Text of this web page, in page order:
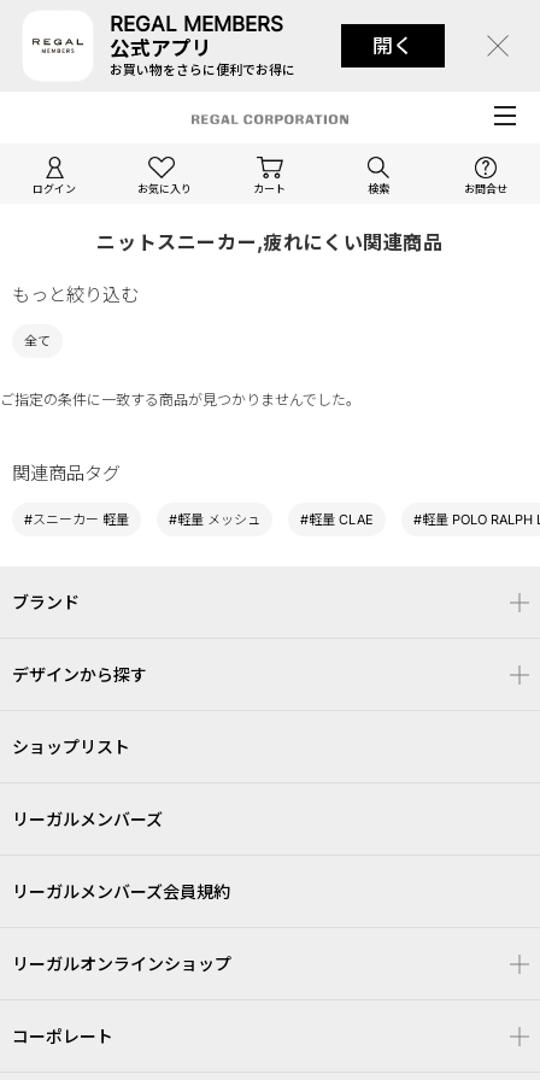
REGAL MEMBERS
公式アプリ
お買い物をさらに便利でお得に
開く
ログイン お気に入り カート 検索 お問合せ
ニットスニーカー,疲れにくい関連商品
もっと絞り込む
全て
ご指定の条件に一致する商品が見つかりませんでした。
関連商品タグ
#スニーカー 軽量 #軽量 メッシュ #軽量 CLAE #軽量 POLO RALPH
ブランド
デザインから探す
ショップリスト
リーガルメンバーズ
リーガルメンバーズ会員規約
リーガルオンラインショップ
コーポレート